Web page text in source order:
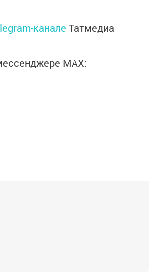
канале Татмедиа
MАХ: